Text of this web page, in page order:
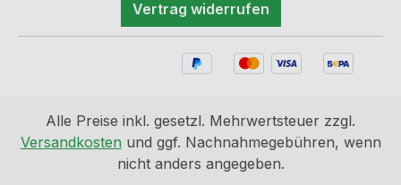
Vertrag widerrufen
Alle Preise inkl. gesetzl. Mehrwertsteuer zzgl.
Versandkosten und ggf. Nachnahmegebühren, wenn
nicht anders angegeben.